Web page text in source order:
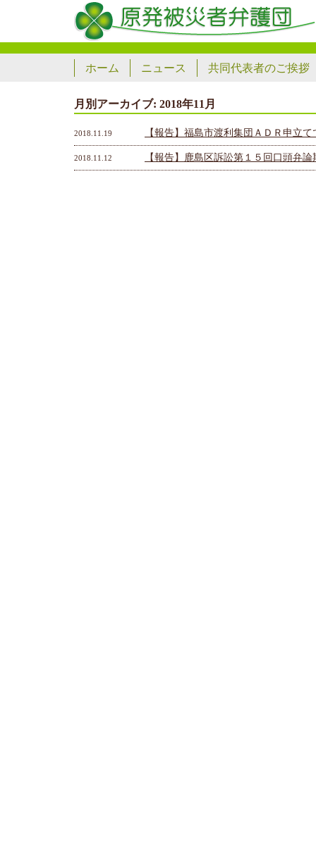
ホーム ニュース 共同代表者のご挨拶
月別アーカイブ: 2018年11月
2018.11.19 【報告】福島市渡利集団ＡＤＲ申立
2018.11.12 【報告】鹿島区訴訟第１５回口頭弁